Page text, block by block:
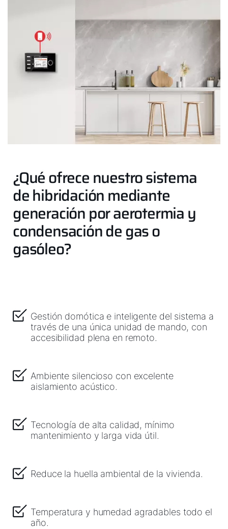
¿Qué ofrece nuestro sistema
de hibridación mediante
generación por aerotermia y
condensación de gas o
gasóleo?
Gestión domótica e inteligente del sistema a
través de una única unidad de mando, con
accesibilidad plena en remoto.
Ambiente silencioso con excelente
aislamiento acústico.
Tecnología de alta calidad, mínimo
mantenimiento y larga vida útil.
Reduce la huella ambiental de la vivienda.
Temperatura y humedad agradables todo el
año.